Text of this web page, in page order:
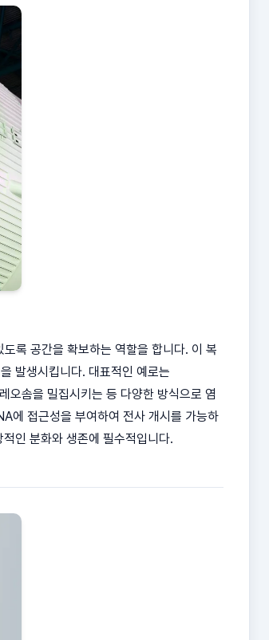
록 공간을 확보하는 역할을 합니다. 이 복
발생시킵니다. 대표적인 예로는
솜을 밀집시키는 등 다양한 방식으로 염
접근성을 부여하여 전사 개시를 가능하
인 분화와 생존에 필수적입니다.